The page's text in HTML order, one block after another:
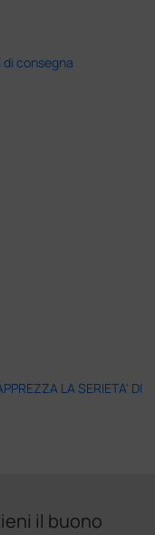
di consegna
LA SERIETA' DI
il buono